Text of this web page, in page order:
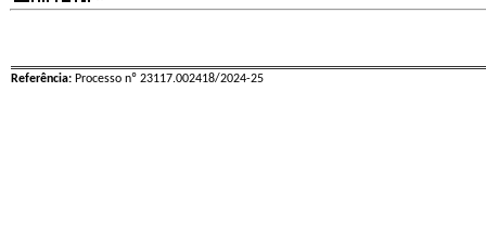
Referência: Processo nº 23117.002418/2024-25